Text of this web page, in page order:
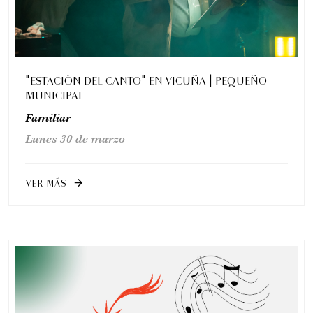
"ESTACIÓN DEL CANTO" EN VICUÑA | PEQUEÑO
MUNICIPAL
Familiar
Lunes 30 de marzo
VER MÁS arrow_forward